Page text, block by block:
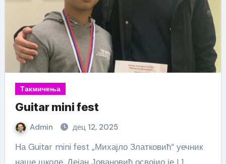
Такмичења
Guitar mini fest
Admin дец 12, 2025
На Guitar mini fest „Михајло Златковић“ уечник